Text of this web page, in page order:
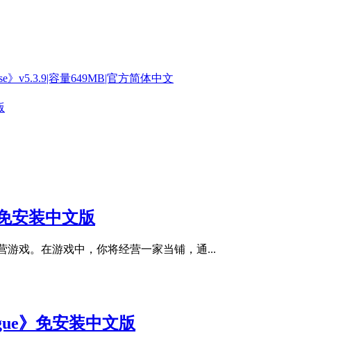
》v5.3.9|容量649MB|官方简体中文
安装中文版
游戏。在游戏中，你将经营一家当铺，通...
》免安装中文版